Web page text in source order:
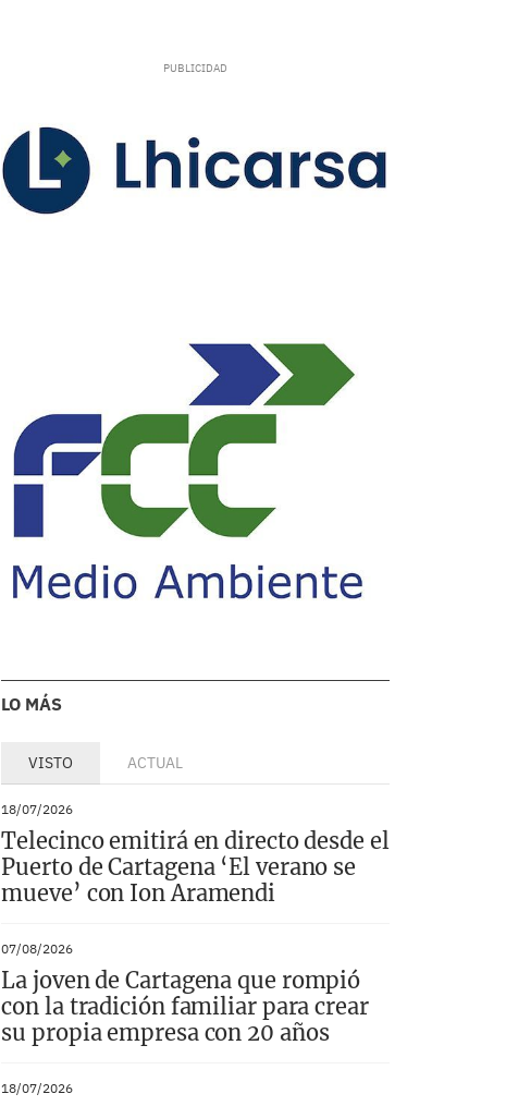
LO MÁS
VISTO ACTUAL
18/07/2026
Telecinco emitirá en directo desde el
Puerto de Cartagena ‘El verano se
mueve’ con Ion Aramendi
07/08/2026
La joven de Cartagena que rompió
con la tradición familiar para crear
su propia empresa con 20 años
18/07/2026